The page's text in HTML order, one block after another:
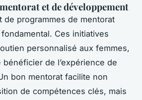
et de développement
de programmes de mentorat
Ces initiatives
personnalisé aux femmes,
de l’expérience de
bon mentorat facilite non
de compétences clés, mais